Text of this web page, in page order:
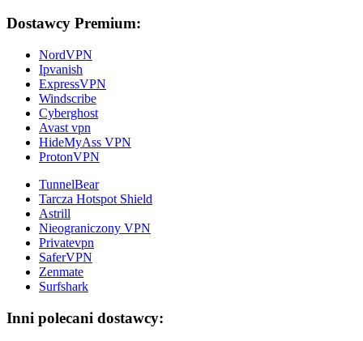
Dostawcy Premium:
NordVPN
Ipvanish
ExpressVPN
Windscribe
Cyberghost
Avast vpn
HideMyAss VPN
ProtonVPN
TunnelBear
Tarcza Hotspot Shield
Astrill
Nieograniczony VPN
Privatevpn
SaferVPN
Zenmate
Surfshark
Inni polecani dostawcy: